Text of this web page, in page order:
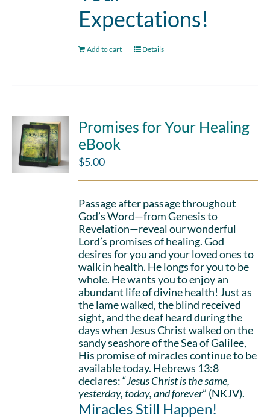
Expectations!
Add to cart Details
Promises for Your Healing
eBook
$5.00
Passage after passage throughout
God’s Word—from Genesis to
Revelation—reveal our wonderful
Lord’s promises of healing. God
desires for you and your loved ones to
walk in health. He longs for you to be
whole. He wants you to enjoy an
abundant life of divine health! Just as
the lame walked, the blind received
sight, and the deaf heard during the
days when Jesus Christ walked on the
sandy seashore of the Sea of Galilee,
His promise of miracles continue to be
available today. Hebrews 13:8
declares: “Jesus Christ is the same,
yesterday, today, and forever” (NKJV).
Miracles Still Happen!